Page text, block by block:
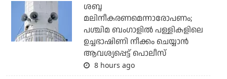
ശബ്ദ
മലിനീകരണമെന്നാരോപണം;
പശ്ചിമ ബംഗാളില്‍ പള്ളികളിലെ
ഉച്ചഭാഷിണി നീക്കം ചെയ്യാന്‍
ആവശ്യപ്പെട്ട് പൊലീസ്
8 hours ago